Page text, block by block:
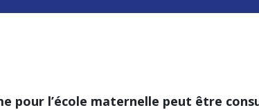
pour l’école maternelle peut être